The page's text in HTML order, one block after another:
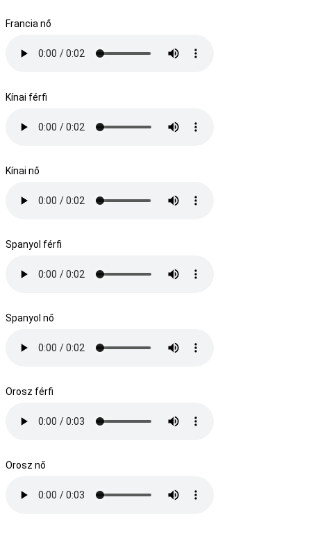
Francia nő
Kínai férfi
Kínai nő
Spanyol férfi
Spanyol nő
Orosz férfi
Orosz nő